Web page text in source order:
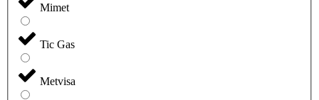
Mimet
Tic Gas
Metvisa